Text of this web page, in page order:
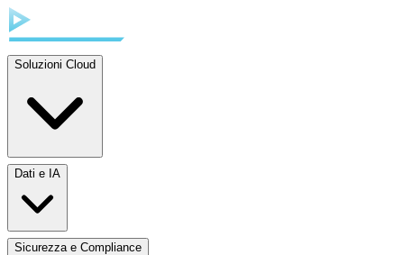
Soluzioni Cloud
Dati e IA
Sicurezza e Compliance